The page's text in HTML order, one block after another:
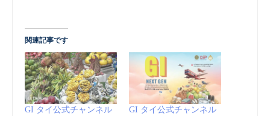
関連記事です
GI タイ公式チャンネル
GI タイ公式チャンネル